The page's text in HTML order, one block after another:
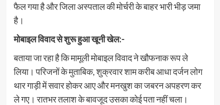
फैल गया है और जिला अस्पताल की मोर्चरी के बाहर भारी भीड़ जमा
है।
मोबाइल विवाद से शुरू हुआ खूनी खेल:-
बताया जा रहा है कि मामूली मोबाइल विवाद ने खौफनाक रूप ले
लिया। परिजनों के मुताबिक, शुक्रवार शाम करीब आधा दर्जन लोग
थार गाड़ी में सवार होकर आए और मनखुश का जबरन अपहरण कर
ले गए। रातभर तलाश के बावजूद उसका कोई पता नहीं चला।